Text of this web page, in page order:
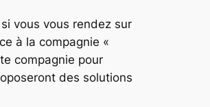
vous vous rendez sur
à la compagnie «
compagnie pour
des solutions